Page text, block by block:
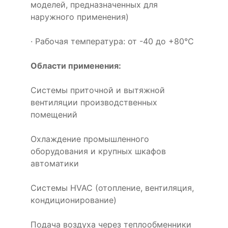
моделей, предназначенных для
наружного применения)
· Рабочая температура: от -40 до +80°C
Области применения:
Системы приточной и вытяжной
вентиляции производственных
помещений
Охлаждение промышленного
оборудования и крупных шкафов
автоматики
Системы HVAC (отопление, вентиляция,
кондиционирование)
Подача воздуха через теплообменники